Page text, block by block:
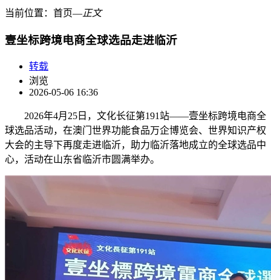
当前位置： 首页―正文
壹坐标跨境电商全球选品走进临沂
转载
浏览
2026-05-06 16:36
2026年4月25日，文化长征第191站——壹坐标跨境电商全
球选品活动，在澳门世界功能食品万企博览会、世界知识产权
大会的主导下再度走进临沂，助力临沂落地成立的全球选品中
心，活动在山东省临沂市圆满举办。